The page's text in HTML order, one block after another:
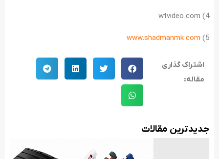
4) wtvideo.com
5)
www.shadmanmk.com
اشتراک گذاری
مقاله:
جدید‌ترین مقالات